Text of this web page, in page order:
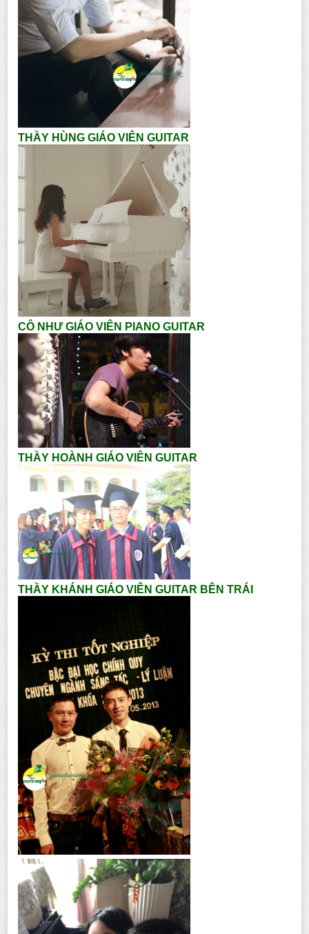
THẦY HÙNG GIÁO VIÊN GUITAR
CÔ NHƯ GIÁO VIÊN PIANO GUITAR
THẦY HOÀNH GIÁO VIÊN GUITAR
THẦY KHÁNH GIÁO VIÊN GUITAR BÊN TRÁI